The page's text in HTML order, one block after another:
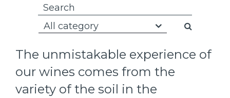
All category
The unmistakable experience of
our wines comes from the
variety of the soil in the